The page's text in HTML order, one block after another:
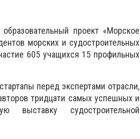
проект «Морское
морских и судостроительных
605 учащихся 15 профильных
перед экспертами отрасли,
тридцати самых успешных и
выставку судостроительной